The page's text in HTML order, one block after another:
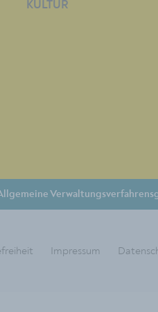
KULTUR
Impressum